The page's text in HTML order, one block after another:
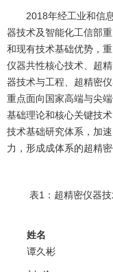
2018年经工业和信
器技术及智能化工信部
和现有技术基础优势，
仪器共性核心技术、超
器技术与工程、超精密
重点面向国家高端与尖
基础理论和核心关键技
技术基础研究体系，加
力，形成成体系的超精
表1 ：超精密仪器
姓名
谭久彬